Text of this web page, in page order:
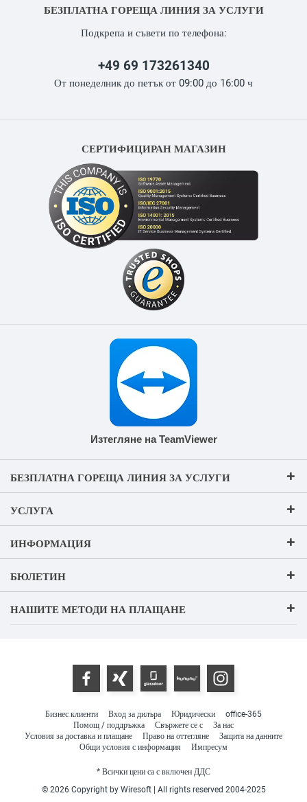
БЕЗПЛАТНА ГОРЕЩА ЛИНИЯ ЗА УСЛУГИ
Подкрепа и съвети по телефона:
+49 69 173261340
От понеделник до петък от 09:00 до 16:00 ч
СЕРТИФИЦИРАН МАГАЗИН
Изтегляне на TeamViewer
БЕЗПЛАТНА ГОРЕЩА ЛИНИЯ ЗА УСЛУГИ
УСЛУГА
ИНФОРМАЦИЯ
БЮЛЕТИН
НАШИТЕ МЕТОДИ НА ПЛАЩАНЕ
Бизнес клиенти Вход за дилъра Юридически
office-365
Помощ / поддръжка
Свържете се с
За нас
Условия за доставка и плащане
Право на оттегляне
Защита на данните
Общи условия с информация
Импресум
* Всички цени са с включен ДДС
© 2026 Copyright by Wiresoft | All rights reserved 2004-2025